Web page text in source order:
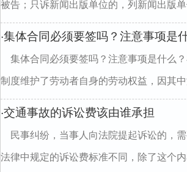
被告；只诉新闻出版单位的，列新闻出版
·集体合同必须要签吗？注意事项是
集体合同必须要签吗？注意事项是什么
制度维护了劳动者自身的劳动权益，因其
·交通事故的诉讼费该由谁承担
民事纠纷，当事人向法院提起诉讼的，
法律中规定的诉讼费标准不同，除了这个